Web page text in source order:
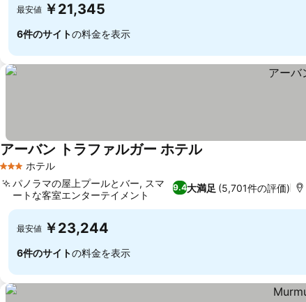
最安値 ￥21,345
6件のサイトの料金を表示
3 ホテルのランク
ホテル
アーバン トラファルガー ホテル
9.4大満足 (5,701件の評価)
パノラマの屋上プールとバー, スマ
ートな客室エンターテイメント
最安値 ￥23,244
6件のサイトの料金を表示